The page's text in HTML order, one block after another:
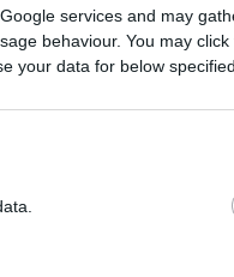
services and may
behaviour. You may
your data for below
pedig…